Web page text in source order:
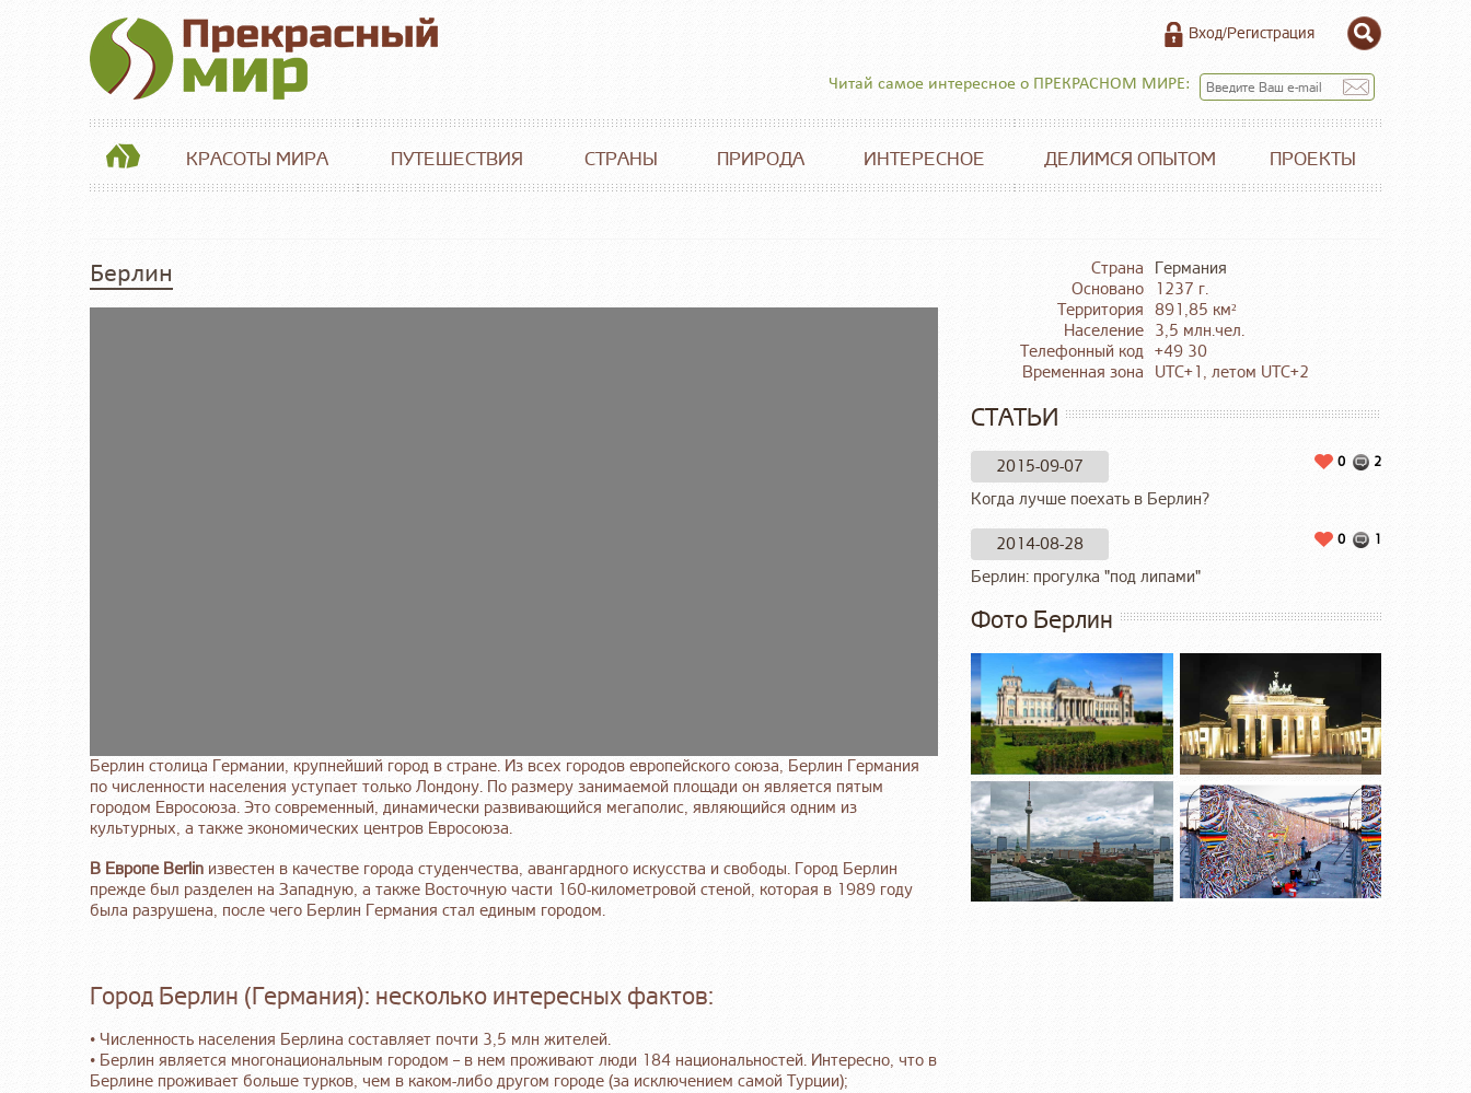
Вход/Регистрация
Читай самое интересное о ПРЕКРАСНОМ МИРЕ:
КРАСОТЫ МИРА ПУТЕШЕСТВИЯ СТРАНЫ ПРИРОДА ИНТЕРЕСНОЕ ДЕЛИМСЯ ОПЫТОМ ПРОЕКТЫ
Берлин
Берлин столица Германии, крупнейший город в стране. Из всех городов европейского союза, Берлин Германия
по численности населения уступает только Лондону. По размеру занимаемой площади он является пятым
городом Евросоюза. Это современный, динамически развивающийся мегаполис, являющийся одним из
культурных, а также экономических центров Евросоюза.
В Европе Berlin известен в качестве города студенчества, авангардного искусства и свободы. Город Берлин
прежде был разделен на Западную, а также Восточную части 160-километровой стеной, которая в 1989 году
была разрушена, после чего Берлин Германия стал единым городом.
Город Берлин (Германия): несколько интересных фактов:
• Численность населения Берлина составляет почти 3,5 млн жителей.
• Берлин является многонациональным городом – в нем проживают люди 184 национальностей. Интересно, что в
Берлине проживает больше турков, чем в каком-либо другом городе (за исключением самой Турции);
Страна
Германия
Основано
1237 г.
Территория 891,85 км²
Население 3,5 млн.чел.
Телефонный код +49 30
Временная зона
UTC+1, летом UTC+2
СТАТЬИ
2015-09-07 2
0
Когда лучше поехать в Берлин?
2014-08-28 1
0
Берлин: прогулка "под липами"
Фото Берлин